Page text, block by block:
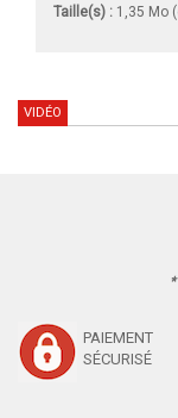
Taille(s) : 1,35 Mo
VIDÉO
*
PAIEMENT
SÉCURISÉ